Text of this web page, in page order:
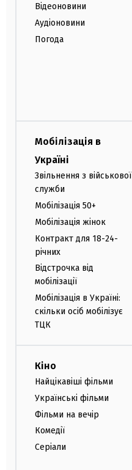
Відеоновини
Аудіоновини
Погода
Мобілізація в
Україні
Звільнення з військової
служби
Мобілізація 50+
Мобілізація жінок
Контракт для 18-24-
річних
Відстрочка від
мобілізації
Мобілізація в Україні:
скільки осіб мобілізує
ТЦК
Кіно
Найцікавіші фільми
Українські фільми
Фільми на вечір
Комедії
Серіали